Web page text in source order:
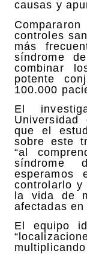
causas y
controles
más
síndrome
combinar
potente
100.000
El
que el
sobre este
“al
síndrome
esperamos
controlarlo
la vida de
afectadas
El equipo